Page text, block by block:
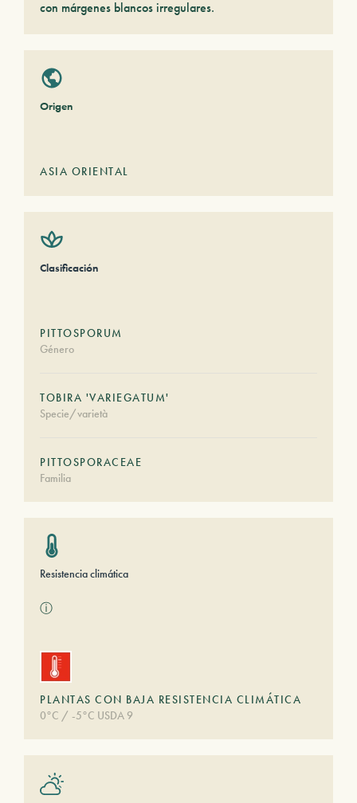
con márgenes blancos irregulares.
Origen
ASIA ORIENTAL
Clasificación
PITTOSPORUM
Género
TOBIRA 'VARIEGATUM'
Specie/varietà
PITTOSPORACEAE
Familia
Resistencia climática
ⓘ
PLANTAS CON BAJA RESISTENCIA CLIMÁTICA
0°C / -5°C USDA 9